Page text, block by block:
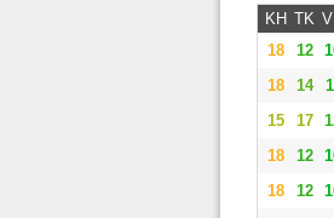
KH TK
18
12
18
14
15
17
18
12
18
12